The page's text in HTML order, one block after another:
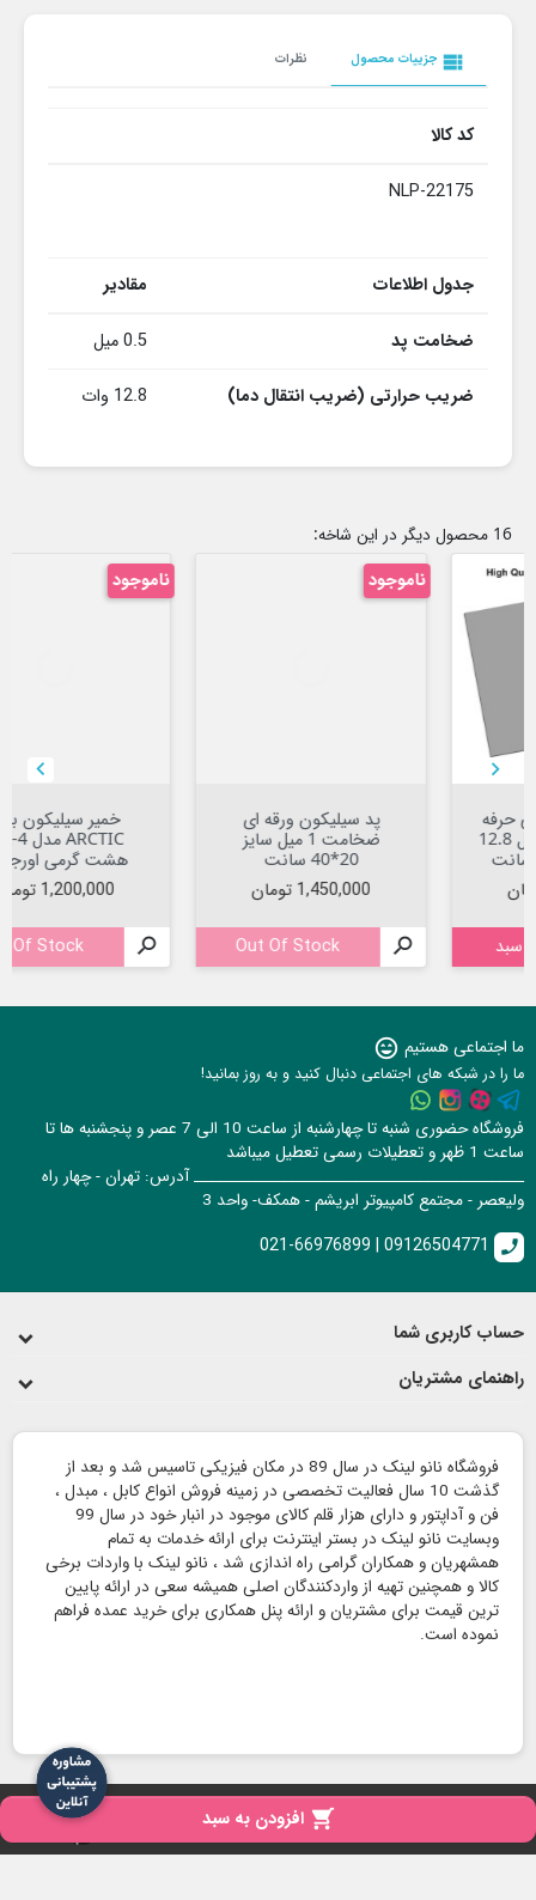
 افزودن به سبد
view_list جزییات محصول نظرات
کد کالا
NLP-22175
جدول اطلاعات مقادیر
ضخامت پد
0.5 میل
ضریب حرارتی (ضریب انتقال دما)
12.8 وات
16 محصول دیگر در این شاخه:

پد سیلیکون ورقه ای
ضخامت 1 میل سایز

Out Of Stock
ناموجود
خمیر سیلیکون برند
ARCTIC مدل MX-4
هشت گرمی اورجینال

Out Of Stock

ما اجتماعی هستیم sentiment_very_satisfied
ما را در شبکه های اجتماعی دنبال کنید و به روز بمانید!
فروشگاه حضوری شنبه تا چهارشنبه از ساعت 10 الی 7 عصر و پنجشنبه ها تا
ساعت 1 ظهر و تعطیلات رسمی تعطیل میباشد
______________________________________________ آدرس: تهران - چهار راه
ولیعصر - مجتمع کامپیوتر ابریشم - همکف- واحد 3
call
021-66976899 | 09126504771
حساب کاربری شما
راهنمای مشتریان
فروشگاه نانو لینک در سال 89 در مکان فیزیکی تاسیس شد و بعد از
گذشت 10 سال فعالیت تخصصی در زمینه فروش انواع کابل ، مبدل ،
فن و آداپتور و دارای هزار قلم کالای موجود در انبار خود در سال 99
وبسایت نانو لینک در بستر اینترنت برای ارائه خدمات به تمام
همشهریان و همکاران گرامی راه اندازی شد ، نانو لینک با واردات برخی
کالا و همچنین تهیه از واردکنندگان اصلی همیشه سعی در ارائه پایین
ترین قیمت برای مشتریان و ارائه پنل همکاری برای خرید عمده فراهم
نموده است.
تمامی حقوق برای نانو لینک محفوظ است - 1404